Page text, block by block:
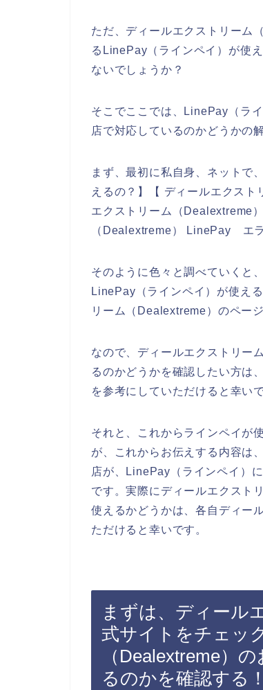
ただ、ディールエクストリーム
るLinePay（ラインペイ）が使
ないでしょうか？
そこでここでは、LinePay（ラ
店で対応しているのかどうかの
まず、最初に私自身、ネット
えるの？】【 ディールエクス
エクストリーム（Dealextreme
（Dealextreme） LinePay エ
そのように色々と調べていくと
LinePay（ラインペイ）が使え
リーム（Dealextreme）のペー
なので、ディールエクストリー
るのかどうかを確認したい方は
を参考にしていただけると幸いで
それと、これからラインペイが
が、これからお伝えする内容は
店が、LinePay（ラインペイ）
です。実際にディールエクスト
使えるかどうかは、各自ディー
ただけると幸いです。
まずは、ディール
式サイトをチェッ
（Dealextreme）
るのかを確認する！